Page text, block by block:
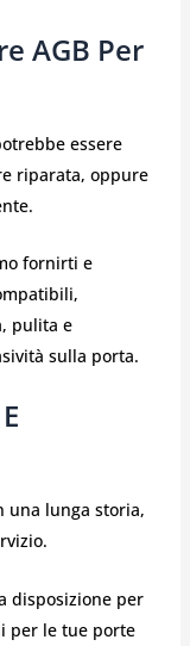
AGB Per
essere
riparata, oppure
fornirti e
pulita e
sulla porta.
una lunga storia,
disposizione per
per le tue porte